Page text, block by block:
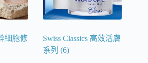
細胞修
Swiss Classics 高效活膚
系列(6)